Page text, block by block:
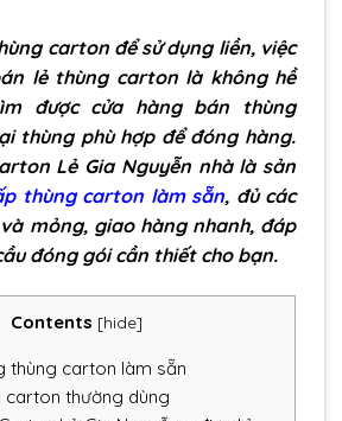
carton để sử dụng liền, việc
lẻ thùng carton là không hề
được cửa hàng bán thùng
thùng phù hợp để đóng hàng.
Lẻ Gia Nguyễn nhà là sản
thùng carton làm sẵn, đủ các
mỏng, giao hàng nhanh, đáp
đóng gói cần thiết cho bạn.
Contents [hide]
thùng carton làm sẵn
carton thường dùng